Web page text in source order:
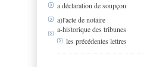
a déclaration de soupçon
a)l'acte de notaire
a-historique des tribunes
les précédentes lettres